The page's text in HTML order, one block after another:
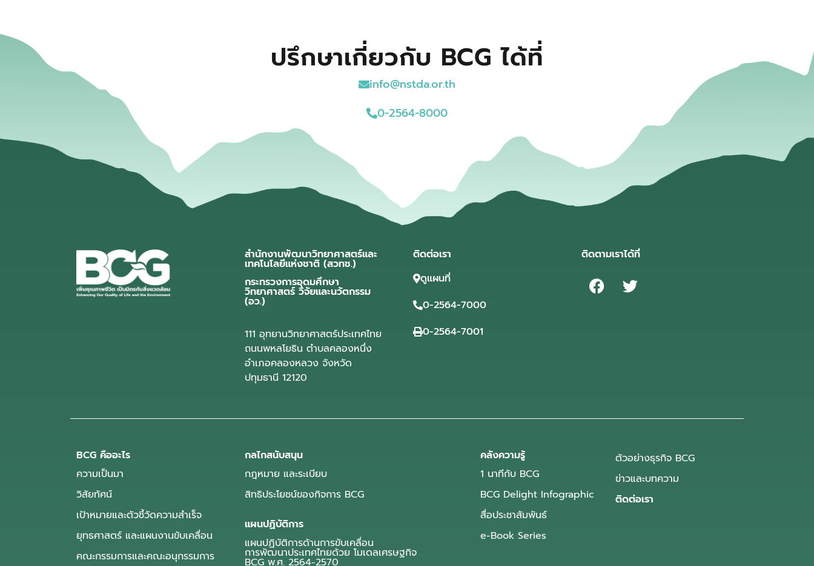
ปรึกษาเกี่ยวกับ BCG ได้ที่
info@nstda.or.th
0-2564-8000
สำนักงานพัฒนาวิทยาศาสตร์และ
เทคโนโลยีแห่งชาติ (สวทช.)
กระทรวงการอุดมศึกษา
วิทยาศาสตร์ วิจัยและนวัตกรรม
(อว.)
111 อุทยานวิทยาศาสตร์ประเทศไทย
ถนนพหลโยธิน ตำบลคลองหนึ่ง
อำเภอคลองหลวง จังหวัด
ปทุมธานี 12120
ติดต่อเรา
ดูแผนที่
0-2564-7000
0-2564-7001
ติดตามเราได้ที่
BCG คืออะไร
ความเป็นมา
วิสัยทัศน์
เป้าหมายและตัวชี้วัดความสำเร็จ
ยุทธศาสตร์ และแผนงานขับเคลื่อน
คณะกรรมการและคณะอนุกรรมการ
กลไกสนับสนุน
กฎหมาย และระเบียบ
สิทธิประโยชน์ของกิจการ BCG
แผนปฏิบัติการ
แผนปฏิบัติการด้านการขับเคลื่อน
การพัฒนาประเทศไทยด้วย โมเดลเศรษฐกิจ
BCG พ.ศ. 2564-2570
คลังความรู้
1 นาทีกับ BCG
BCG Delight Infographic
สื่อประชาสัมพันธ์
e-Book Series
ตัวอย่างธุรกิจ BCG
ข่าวและบทความ
ติดต่อเรา